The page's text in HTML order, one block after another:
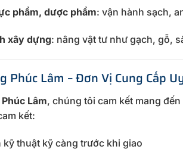
phẩm, dược phẩm: vận hành sạch,
xây dựng: nâng vật tư như gạch, gỗ,
Phúc Lâm – Đơn Vị Cung Cấp
Lâm, chúng tôi cam kết mang đến
kết:
kỹ thuật kỹ càng trước khi giao